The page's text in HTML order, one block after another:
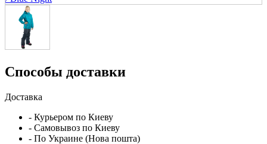
Способы доставки
Доставка
- Курьером по Киеву
- Самовывоз по Киеву
- По Украине (Нова пошта)